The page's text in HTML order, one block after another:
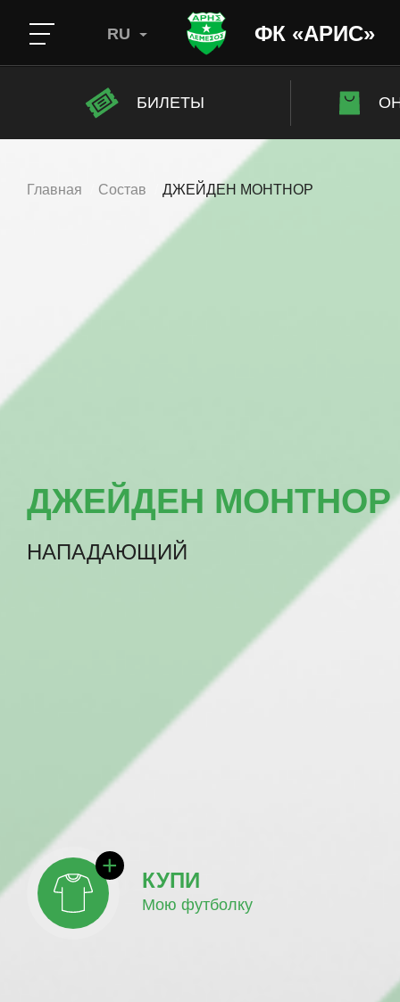
ФК «АРИС»
RU
БИЛЕТЫ
Главная Состав ДЖЕЙДЕН МОНТНОР
ДЖЕЙДЕН МОНТНОР
НАПАДАЮЩИЙ
КУПИ
Мою футболку